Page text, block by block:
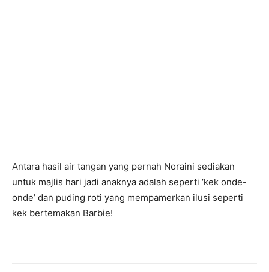
Antara hasil air tangan yang pernah Noraini sediakan
untuk majlis hari jadi anaknya adalah seperti ‘kek onde-
onde’ dan puding roti yang mempamerkan ilusi seperti
kek bertemakan Barbie!